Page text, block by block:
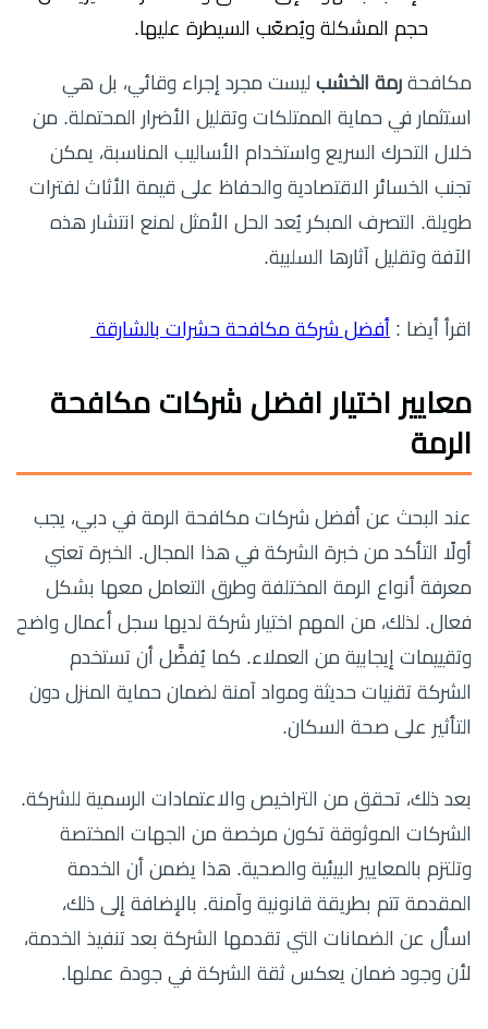
حجم المشكلة ويُصعّب السيطرة عليها.
مكافحة رمة الخشب ليست مجرد إجراء وقائي، بل هي
استثمار في حماية الممتلكات وتقليل الأضرار المحتملة. من
خلال التحرك السريع واستخدام الأساليب المناسبة، يمكن
تجنب الخسائر الاقتصادية والحفاظ على قيمة الأثاث لفترات
طويلة. التصرف المبكر يُعد الحل الأمثل لمنع انتشار هذه
الآفة وتقليل آثارها السلبية.
اقرأ أيضا : أفضل شركة مكافحة حشرات بالشارقة
معايير اختيار افضل شركات مكافحة
الرمة
عند البحث عن أفضل شركات مكافحة الرمة في دبي، يجب
أولًا التأكد من خبرة الشركة في هذا المجال. الخبرة تعني
معرفة أنواع الرمة المختلفة وطرق التعامل معها بشكل
فعال. لذلك، من المهم اختيار شركة لديها سجل أعمال واضح
وتقييمات إيجابية من العملاء. كما يُفضَّل أن تستخدم
الشركة تقنيات حديثة ومواد آمنة لضمان حماية المنزل دون
التأثير على صحة السكان.
بعد ذلك، تحقق من التراخيص والاعتمادات الرسمية للشركة.
الشركات الموثوقة تكون مرخصة من الجهات المختصة
وتلتزم بالمعايير البيئية والصحية. هذا يضمن أن الخدمة
المقدمة تتم بطريقة قانونية وآمنة. بالإضافة إلى ذلك،
اسأل عن الضمانات التي تقدمها الشركة بعد تنفيذ الخدمة،
لأن وجود ضمان يعكس ثقة الشركة في جودة عملها.